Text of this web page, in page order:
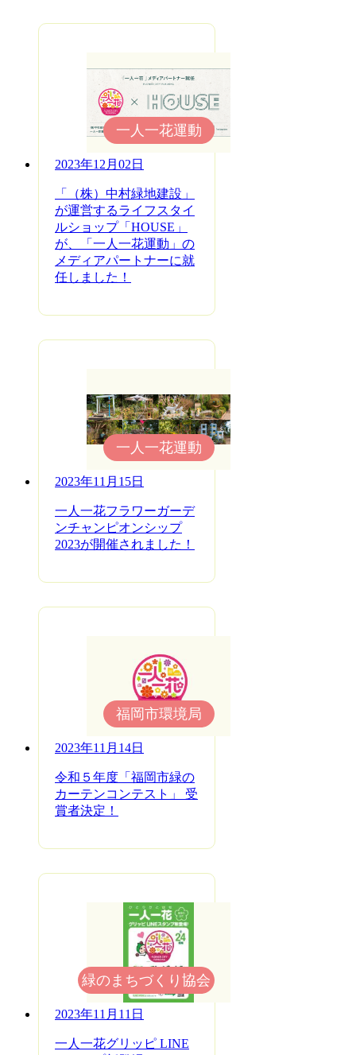
2023年12月02日
「（株）中村緑地建設」
が運営するライフスタイ
ルショップ「HOUSE」
が、「一人一花運動」の
メディアパートナーに就
任しました！
一人一花運動
2023年11月15日
一人一花フラワーガーデ
ンチャンピオンシップ
2023が開催されました！
一人一花運動
2023年11月14日
令和５年度「福岡市緑の
カーテンコンテスト」 受
賞者決定！
福岡市環境局
2023年11月11日
一人一花グリッピ LINE
緑のまちづくり協会